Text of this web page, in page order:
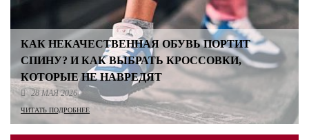
КАК НЕКАЧЕСТВЕННАЯ ОБУВЬ ПОРТИТ
СПИНУ? И КАК ВЫБРАТЬ КРОССОВКИ,
КОТОРЫЕ НЕ НАВРЕДЯТ
28 МАЯ 2026
ЧИТАТЬ ПОДРОБНЕЕ